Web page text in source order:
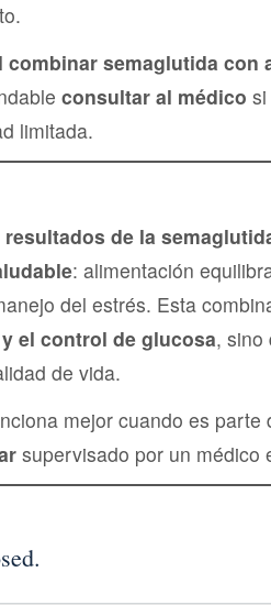
combinar semaglutida con
consultar al médico
limitada.
de la
: alimentación
del estrés. Esta
el control de glucosa, sino
de vida.
mejor cuando es
supervisado por un médico